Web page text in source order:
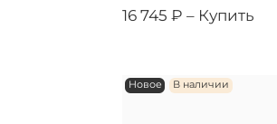
16 745 ₽ – Купить
Новое В наличии